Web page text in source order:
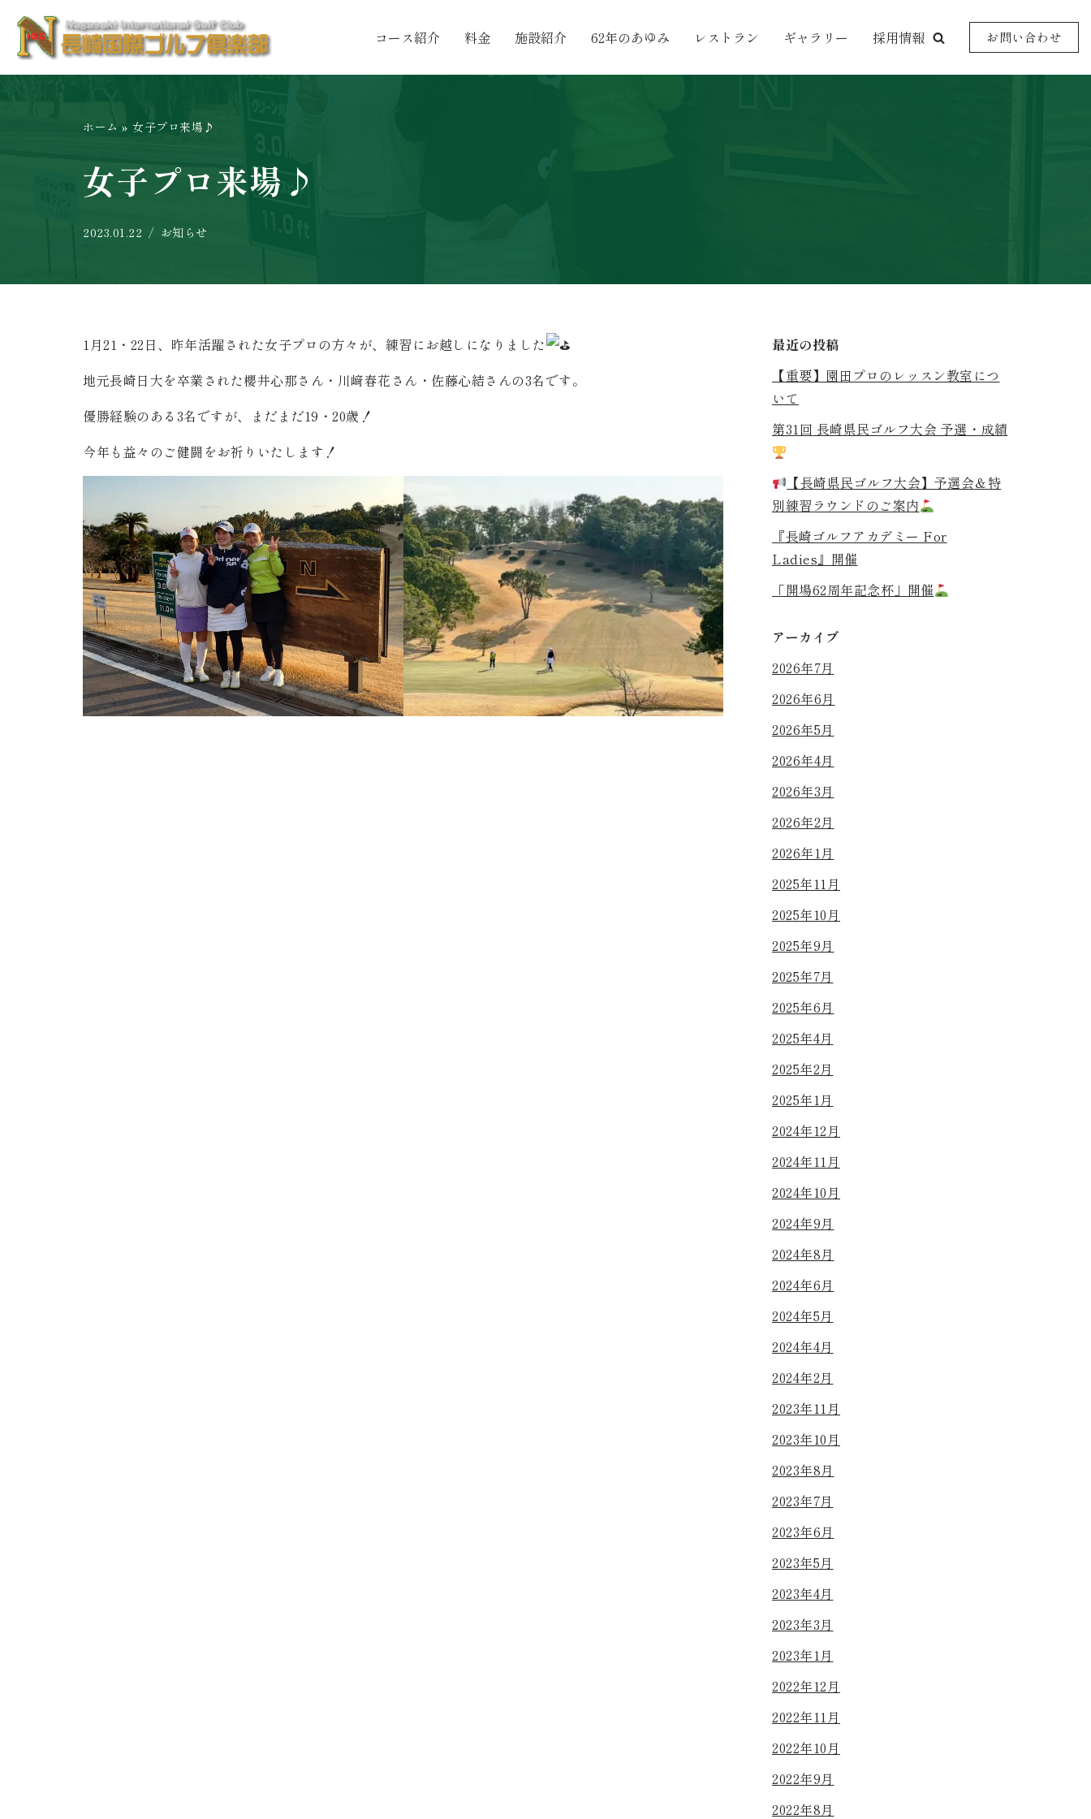
コ
コース紹介 料金 施設紹介 62年のあゆみ レストラン ギャラリー 採用情報 お問い合わせ
ホーム » 女子プロ来場♪
女子プロ来場♪
2023.01.22 お知らせ
1月21・22日、昨年活躍された女子プロの方々が、練習にお越しになりました
地元長崎日大を卒業された櫻井心那さん・川﨑春花さん・佐藤心結さんの3名です。
優勝経験のある3名ですが、まだまだ19・20歳！
今年も益々のご健闘をお祈りいたします！
最近の投稿
【重要】園田プロのレッスン教室につ
いて
第31回 長崎県民ゴルフ大会 予選・成績
【長崎県民ゴルフ大会】予選会＆特
別練習ラウンドのご案内
『長崎ゴルフアカデミー For
Ladies』開催
「開場62周年記念杯」開催
アーカイブ
2026年7月
2026年6月
2026年5月
2026年4月
2026年3月
2026年2月
2026年1月
2025年11月
2025年10月
2025年9月
2025年7月
2025年6月
2025年4月
2025年2月
2025年1月
2024年12月
2024年11月
2024年10月
2024年9月
2024年8月
2024年6月
2024年5月
2024年4月
2024年2月
2023年11月
2023年10月
2023年8月
2023年7月
2023年6月
2023年5月
2023年4月
2023年3月
2023年1月
2022年12月
2022年11月
2022年10月
2022年9月
2022年8月